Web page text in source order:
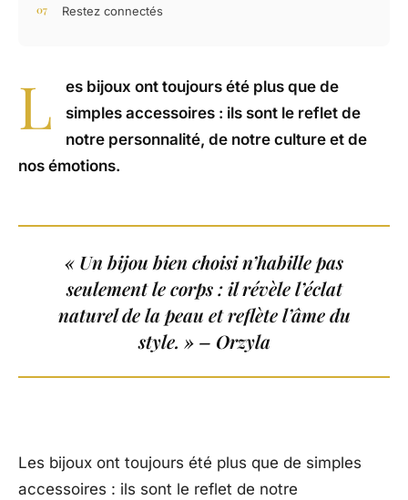
Restez connectés
L
es bijoux ont toujours été plus que de
simples accessoires : ils sont le reflet de
notre personnalité, de notre culture et de
nos émotions.
« Un bijou bien choisi n’habille pas
seulement le corps : il révèle l’éclat
naturel de la peau et reflète l’âme du
style. » – Orzyla
Les bijoux ont toujours été plus que de simples
accessoires : ils sont le reflet de notre